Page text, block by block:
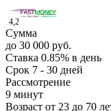
4,2
Сумма
до 30 000 руб.
Ставка 0.85% в день
Срок 7 - 30 дней
Рассмотрение
9 минут
Возраст от 23 до 70